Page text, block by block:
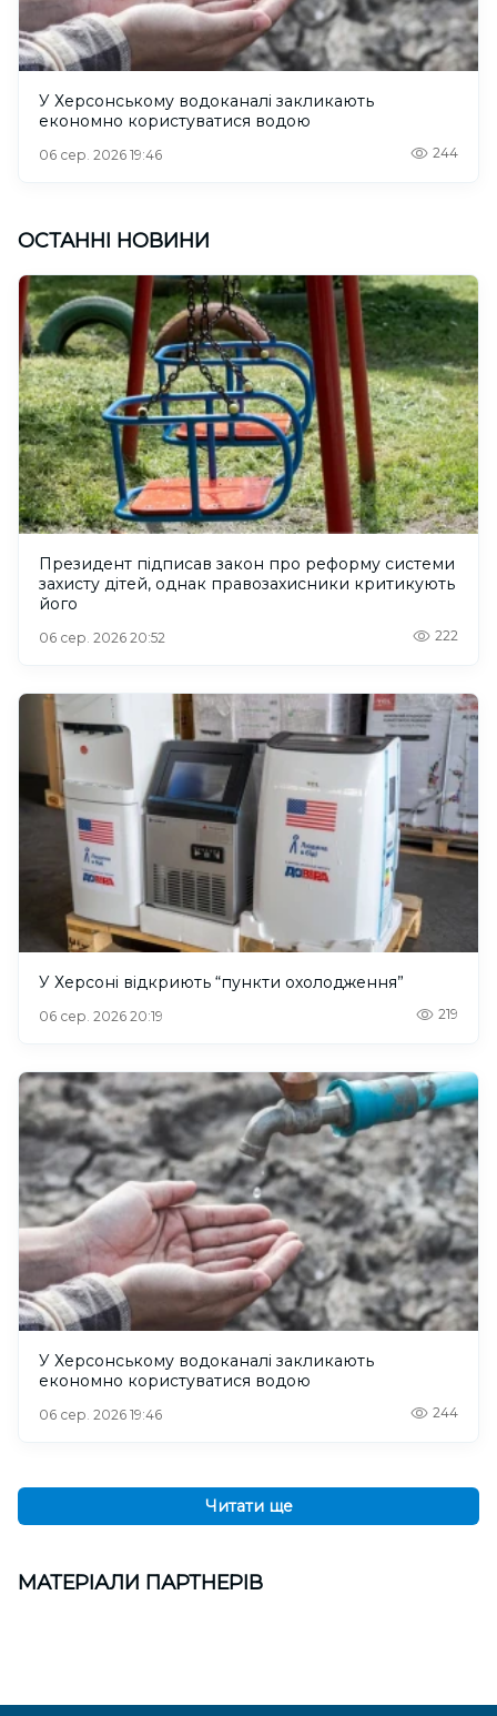
У Херсонському водоканалі закликають
економно користуватися водою
06 сер. 2026 19:46 244
ОСТАННІ НОВИНИ
Президент підписав закон про реформу системи
захисту дітей, однак правозахисники критикують
його
06 сер. 2026 20:52 222
У Херсоні відкриють “пункти охолодження”
06 сер. 2026 20:19 219
У Херсонському водоканалі закликають
економно користуватися водою
06 сер. 2026 19:46 244
Читати ще
МАТЕРІАЛИ ПАРТНЕРІВ